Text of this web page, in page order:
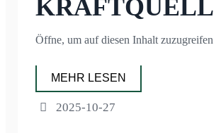
KRAFTQUELL
Öffne, um auf diesen Inhalt zuzugreifen
MEHR LESEN
2025-10-27